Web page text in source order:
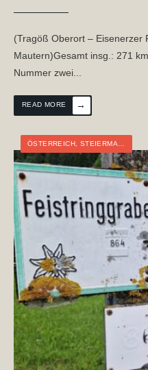
(Tragöß Oberort – Eisenerzer
Mautern)Gesamt insg.: 271
Nummer zwei...
READ MORE →
ÖSTERREICH, STEIERMARK